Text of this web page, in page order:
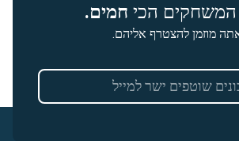
המשחקים הכי חמים.
מוזמן להצטרף אליהם.